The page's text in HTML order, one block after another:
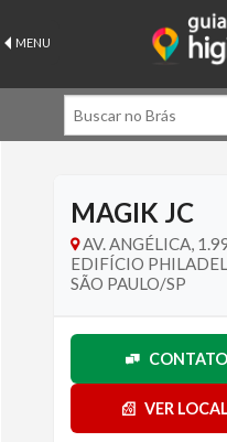
MENU
MAGIK JC
AV. ANGÉLICA,
EDIFÍCIO
SÃO PAULO/SP
VER